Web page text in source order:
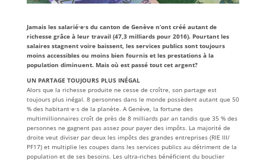
Jamais les salarié·e·s du canton de Genève n’ont créé autant de
richesse grâce à leur travail (47,3 milliards pour 2016). Pourtant les
salaires stagnent voire baissent, les services publics sont toujours
moins accessibles ou moins bien fournis et les prestations à la
population diminuent. Mais où est passé tout cet argent?
UN PARTAGE TOUJOURS PLUS INÉGAL
Alors que la richesse produite ne cesse de croître, son partage est
toujours plus inégal. 8 personnes dans le monde possèdent autant que 50
% des habitant·e·s de la planète. A Genève, la fortune des
multimillionnaires croît de près de 8 milliards par an tandis que 35 % des
personnes ne gagnent pas assez pour payer des impôts. La majorité de
droite veut diviser par deux les impôts des grandes entreprises (RIE III/
PF17) et multiplie les coupes dans les services publics au détriment de la
population et de ses besoins. Les ultra-riches bénéficient du bouclier